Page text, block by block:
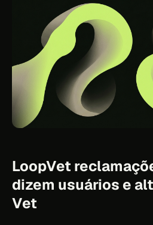
LoopVet
dizem usuários e
Vet